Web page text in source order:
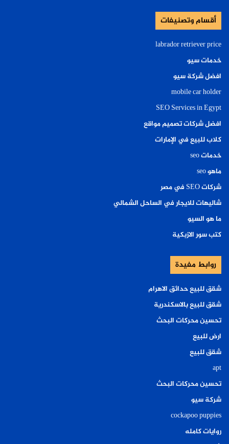
أقسام وتصنيفات
labrador retriever price
خدمات سيو
افضل شركة سيو
mobile car holder
SEO Services in Egypt
افضل شركات تصميم مواقع
كلاب للبيع في الإمارات
خدمات seo
ماهو seo
شركات SEO في مصر
شاليهات للايجار في الساحل الشمالي
ما هو السيو
كتب سور الازبكية
روابط مفيدة
شقق للبيع حدائق الاهرام
شقق للبيع بالاسكندرية
تحسين محركات البحث
ارض للبيع
شقق للبيع
apt
تحسين محركات البحث
شركة سيو
cockapoo puppies
روايات كامله